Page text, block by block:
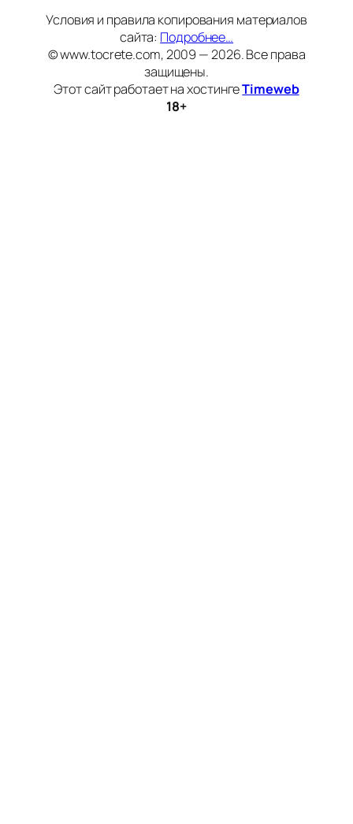
Условия и правила копирования материалов
сайта: Подробнее…
© www.tocrete.com, 2009 — 2026. Все права
защищены.
Этот сайт работает на хостингеTimeweb
18+